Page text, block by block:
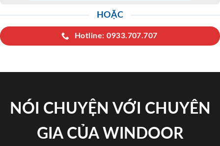
HOẶC
Hotline: 0933.707.707
NÓI CHUYỆN VỚI CHUYÊN
GIA CỦA WINDOOR